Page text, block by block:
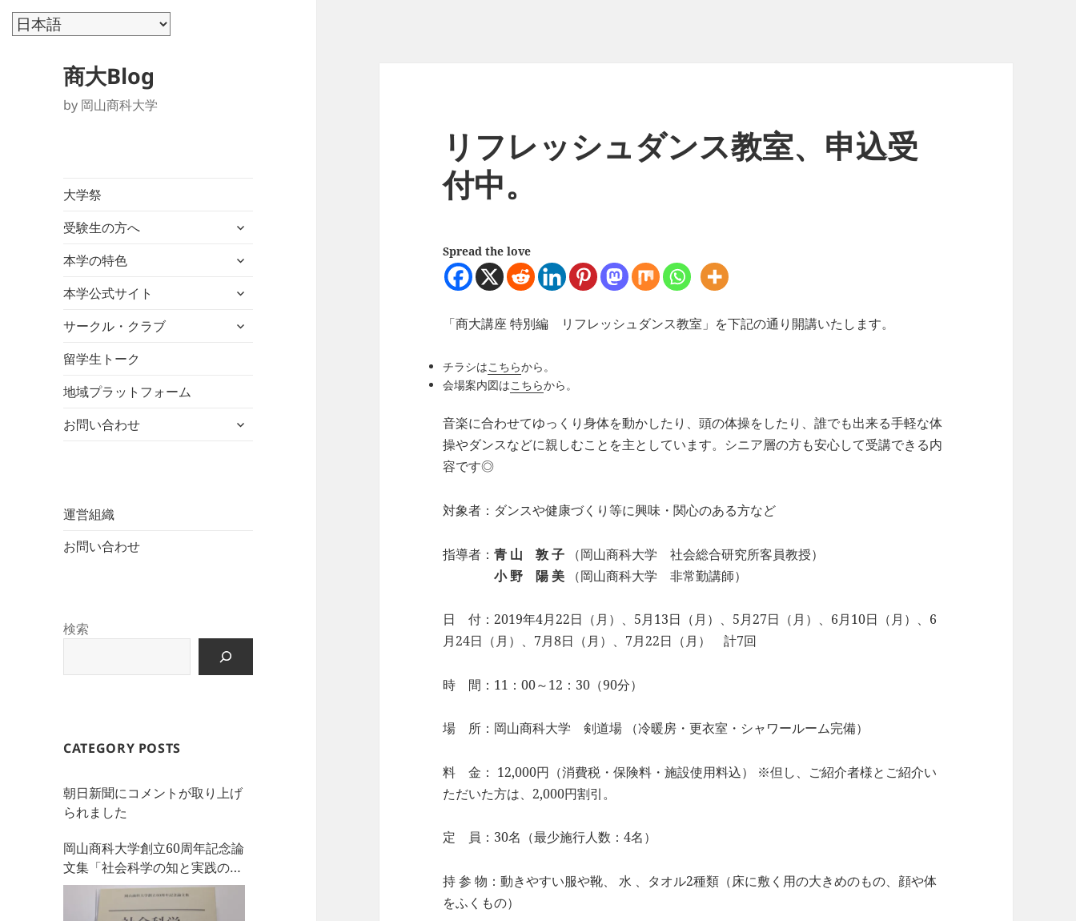
商大Blog
by 岡山商科大学
大学祭
受験生の方へ
サ
メ
ュ
を
本学の特色
サ
メ
ュ
本学公式サイト
サ
メ
サークル・クラブ
サ
を
留学生トーク
地域プラットフォーム
お問い合わせ
サ
運営組織
お問い合わせ
検索
CATEGORY POSTS
朝日新聞にコメントが取り上げ
られました
岡山商科大学創立60周年記念論
文集「社会科学の知と実践の還
流」を刊行しました
リフレッシュダンス教室、申込受
付中。
Spread the love
「商大講座 特別編 リフレッシュダンス教室」を下記の通り開講いたします。
チラシはこちらから。
会場案内図はこちらから。
音楽に合わせてゆっくり身体を動かしたり、頭の体操をしたり、誰でも出来る手軽な体
操やダンスなどに親しむことを主としています。シニア層の方も安心して受講できる内
容です◎
対象者：ダンスや健康づくり等に興味・関心のある方など
指導者：青 山 敦 子 （岡山商科大学 社会総合研究所客員教授）
小 野 陽 美 （岡山商科大学 非常勤講師）
日 付：2019年4月22日（月）、5月13日（月）、5月27日（月）、6月10日（月）、6
月24日（月）、7月8日（月）、7月22日（月） 計7回
時 間：11：00～12：30（90分）
場 所：岡山商科大学 剣道場 （冷暖房・更衣室・シャワールーム完備）
料 金： 12,000円（消費税・保険料・施設使用料込） ※但し、ご紹介者様とご紹介い
ただいた方は、2,000円割引。
定 員：30名（最少施行人数：4名）
持 参 物：動きやすい服や靴、 水 、タオル2種類（床に敷く用の大きめのもの、顔や体
をふくもの）